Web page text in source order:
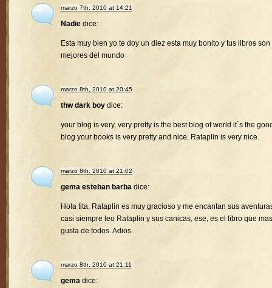
marzo 7th, 2010 at 14:21
Nadie dice:
Esta muy bien yo te doy un diez esta muy bonito y tus libros son
mejores del mundo
marzo 8th, 2010 at 20:45
thw dark boy dice:
your blog is very, very pretty is the best blog of world it`s the
blog your books is very pretty and nice, Rataplin is very nice.
marzo 8th, 2010 at 21:02
gema esteban barba dice:
Hola tita, Rataplin es muy gracioso y me encantan sus
casi siempre leo Rataplin y sus canicas, ese, es el libro que
gusta de todos. Adios.
marzo 8th, 2010 at 21:11
gema dice: